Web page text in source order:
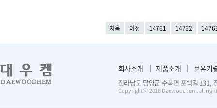
처음 이전 14761 14762
회사소개 제품소개 보유기
전라남도 담양군 수북면 포백길
Copyrightⓒ 2016 Daewoochem. all